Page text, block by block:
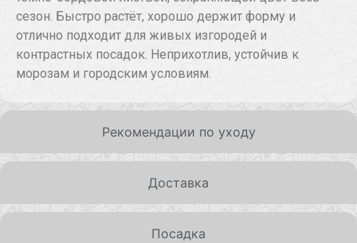
Рекомендации по уходу
Доставка
Посадка
сезон. Быстро растёт, хорошо держит форму и
отлично подходит для живых изгородей и
контрастных посадок. Неприхотлив, устойчив к
морозам и городским условиям.